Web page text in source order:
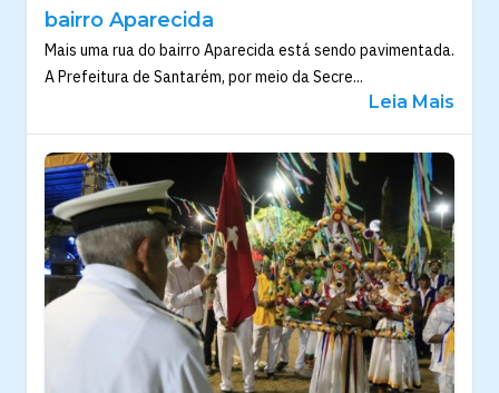
bairro Aparecida
Mais uma rua do bairro Aparecida está sendo pavimentada.
A Prefeitura de Santarém, por meio da Secre...
Leia Mais